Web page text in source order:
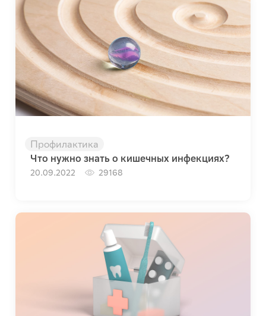
Профилактика
Что нужно знать о кишечных инфекциях?
20.09.2022 29168